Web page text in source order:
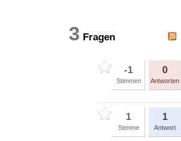
3 Fragen
-1
Stimmen
0
Antworten
1
Stimme
1
Antwort